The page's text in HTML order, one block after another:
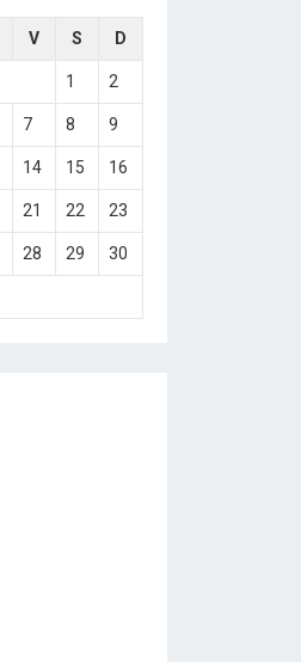
V S D
1 2
7 8 9
14 15 16
21 22 23
28 29 30